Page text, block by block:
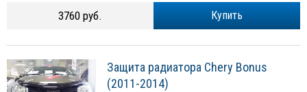
Купить
3760 руб.
Защита радиатора Chery Bonus
(2011-2014)